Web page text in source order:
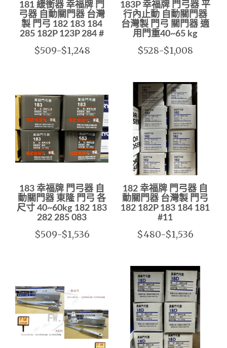
181 緩衝器 幸福牌 門
弓器 自動關門器 台灣
製 門弓 182 183 184
285 182P 123P 284 #
$509-$1,248
183P 幸福牌 門弓器 平
行內止動 自動關門器
台灣製 門弓 關門器 適
用門重40~65 kg
$528-$1,008
183 幸福牌 門弓器 自
動關門器 東隆 門弓 各
尺寸 40~60kg 182 183
282 285 083
$509-$1,536
182 幸福牌 門弓器 自
動關門器 台灣製 門弓
182 182P 183 184 181
#11
$480-$1,536